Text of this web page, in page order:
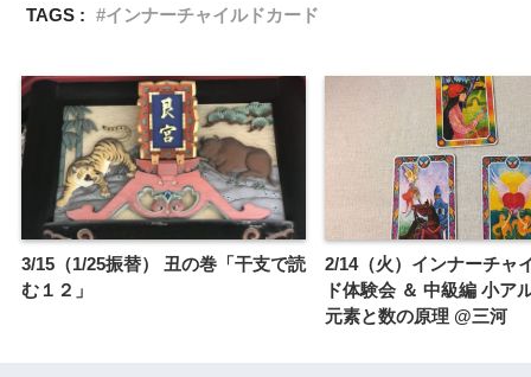
TAGS :
インナーチャイルドカード
3/15（1/25振替） 丑の巻「干支で読
む１２」
2/14（火）インナーチャ
ド体験会 ＆ 中級編 小ア
元素と数の原理 @三河